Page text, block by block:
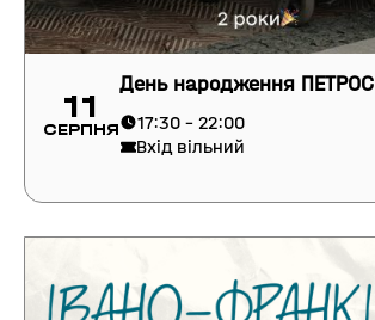
11
Серпня
День народження ПЕТРОС
17:30 - 22:00
Вхід вільний